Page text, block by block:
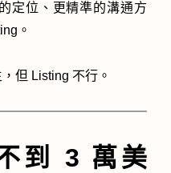
定位、更精準的溝通方
。
但 Listing 不行。
到 3 萬美